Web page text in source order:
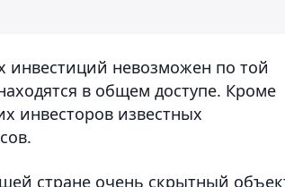
инвестиций невозможен по той
в общем доступе. Кроме
инвесторов известных
стране очень скрытный